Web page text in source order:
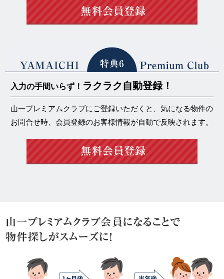
入力の手間いらず！ ラクラク自動登録！
山一プレミアムクラブにご登録いただくと、気になる物件の
お問合せ時、会員登録のお客様情報が自動で反映されます。